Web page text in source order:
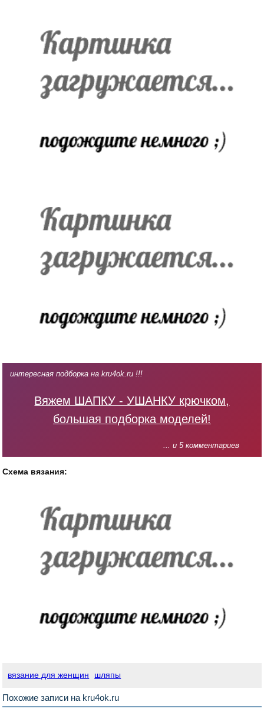
интересная подборка на kru4ok.ru !!!
Вяжем ШАПКУ - УШАНКУ крючком,
большая подборка моделей!
... и 5 комментариев
Схема вязания:
вязание для женщин шляпы
Похожие записи на kru4ok.ru